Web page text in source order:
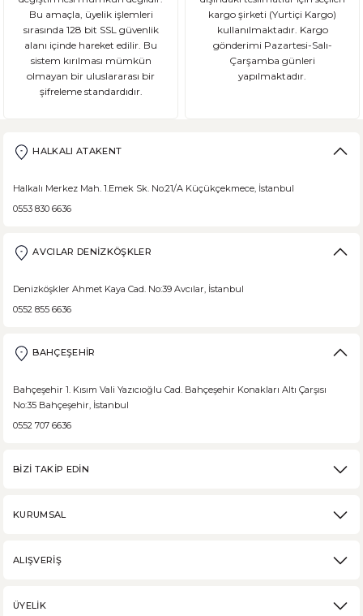
Bu amaçla, üyelik işlemleri
sırasında 128 bit SSL güvenlik
alanı içinde hareket edilir. Bu
sistem kırılması mümkün
olmayan bir uluslararası bir
şifreleme standardıdır.
kargo şirketi (Yurtiçi Kargo)
kullanılmaktadır. Kargo
gönderimi Pazartesi-Salı-
Çarşamba günleri
yapılmaktadır.
HALKALI ATAKENT
Halkalı Merkez Mah. 1.Emek Sk. No:21/A Küçükçekmece, İstanbul
0553 830 6636
AVCILAR DENİZKÖŞKLER
Denizköşkler Ahmet Kaya Cad. No:39 Avcılar, İstanbul
0552 855 6636
BAHÇEŞEHİR
Bahçeşehir 1. Kısım Vali Yazıcıoğlu Cad. Bahçeşehir Konakları Altı Çarşısı
No:35 Bahçeşehir, İstanbul
0552 707 6636
BİZİ TAKİP EDİN
KURUMSAL
ALIŞVERİŞ
ÜYELİK